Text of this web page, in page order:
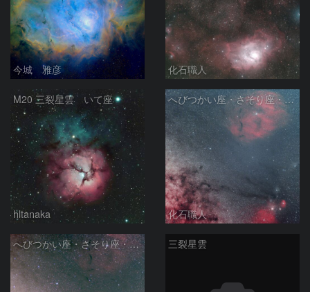
今城 雅彦 化石職人
M20 三裂星雲 いて座
hltanaka
へびつかい座・さそり座・いて座と天の川
化石職人
へびつかい座・さそり座・いて座と天の川 三裂星雲